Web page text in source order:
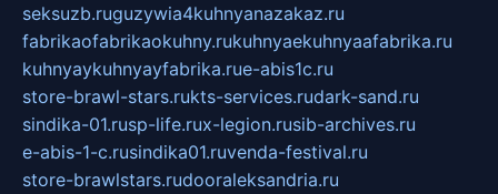
seksuzb.ruguzywia4kuhnyanazakaz.ru
fabrikaofabrikaokuhny.rukuhnyaekuhnyaafabrika.ru
kuhnyaykuhnyayfabrika.rue-abis1c.ru
store-brawl-stars.rukts-services.rudark-sand.ru
sindika-01.rusp-life.rux-legion.rusib-archives.ru
e-abis-1-c.rusindika01.ruvenda-festival.ru
store-brawlstars.rudooraleksandria.ru